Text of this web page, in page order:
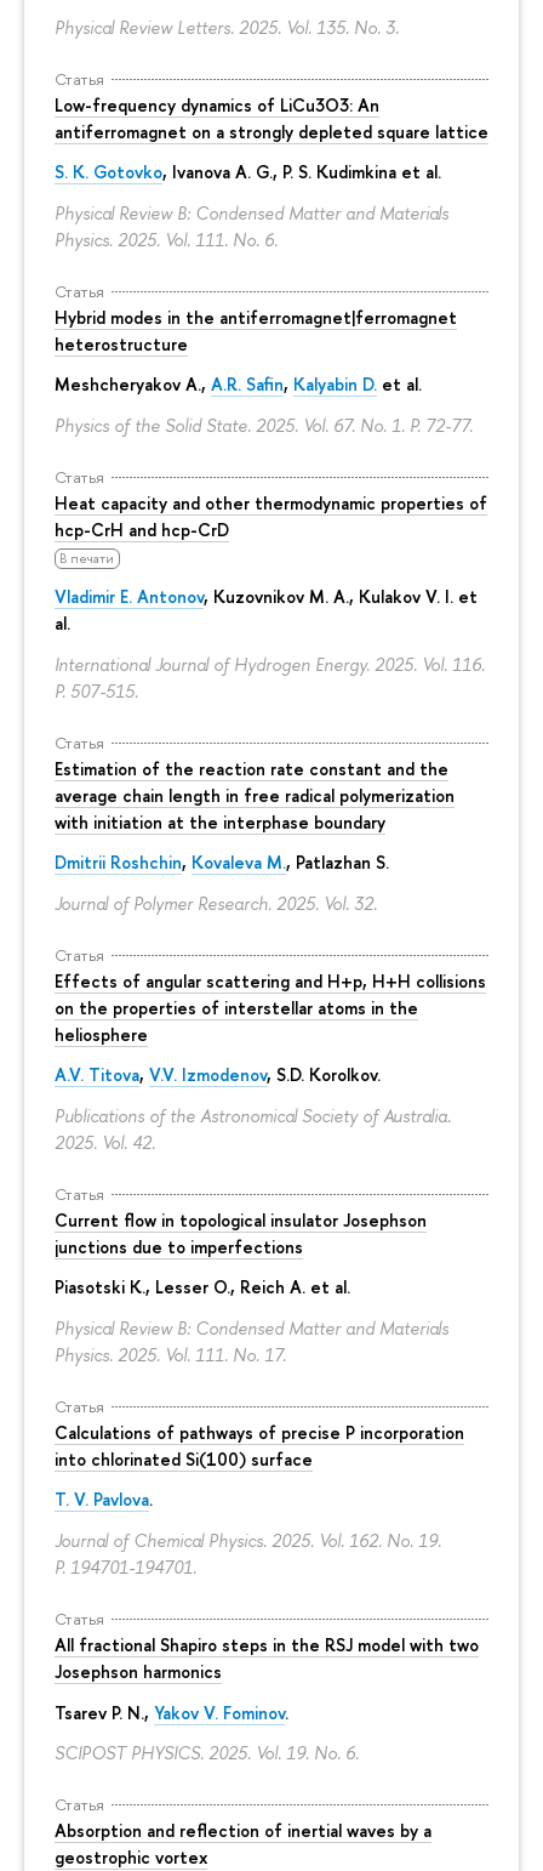
Physical Review Letters. 2025. Vol. 135. No. 3.
Статья
Low-frequency dynamics of LiCu3⁢O3: An
antiferromagnet on a strongly depleted square lattice
S. K. Gotovko, Ivanova A. G., P. S. Kudimkina et al.
Physical Review B: Condensed Matter and Materials
Physics. 2025. Vol. 111. No. 6.
Статья
Hybrid modes in the antiferromagnet|ferromagnet
heterostructure
Meshcheryakov A., A.R. Safin, Kalyabin D. et al.
Physics of the Solid State. 2025. Vol. 67. No. 1. P. 72-77.
Статья
Heat capacity and other thermodynamic properties of
hcp-CrH and hcp-CrD
В печати
Vladimir E. Antonov, Kuzovnikov M. A., Kulakov V. I. et
al.
International Journal of Hydrogen Energy. 2025. Vol. 116.
P. 507-515.
Статья
Estimation of the reaction rate constant and the
average chain length in free radical polymerization
with initiation at the interphase boundary
Dmitrii Roshchin, Kovaleva M., Patlazhan S.
Journal of Polymer Research. 2025. Vol. 32.
Статья
Effects of angular scattering and H+p, H+H collisions
on the properties of interstellar atoms in the
heliosphere
A.V. Titova, V.V. Izmodenov, S.D. Korolkov.
Publications of the Astronomical Society of Australia.
2025. Vol. 42.
Статья
Current flow in topological insulator Josephson
junctions due to imperfections
Piasotski K., Lesser O., Reich A. et al.
Physical Review B: Condensed Matter and Materials
Physics. 2025. Vol. 111. No. 17.
Статья
Calculations of pathways of precise P incorporation
into chlorinated Si(100) surface
T. V. Pavlova.
Journal of Chemical Physics. 2025. Vol. 162. No. 19.
P. 194701-194701.
Статья
All fractional Shapiro steps in the RSJ model with two
Josephson harmonics
Tsarev P. N., Yakov V. Fominov.
SCIPOST PHYSICS. 2025. Vol. 19. No. 6.
Статья
Absorption and reflection of inertial waves by a
geostrophic vortex